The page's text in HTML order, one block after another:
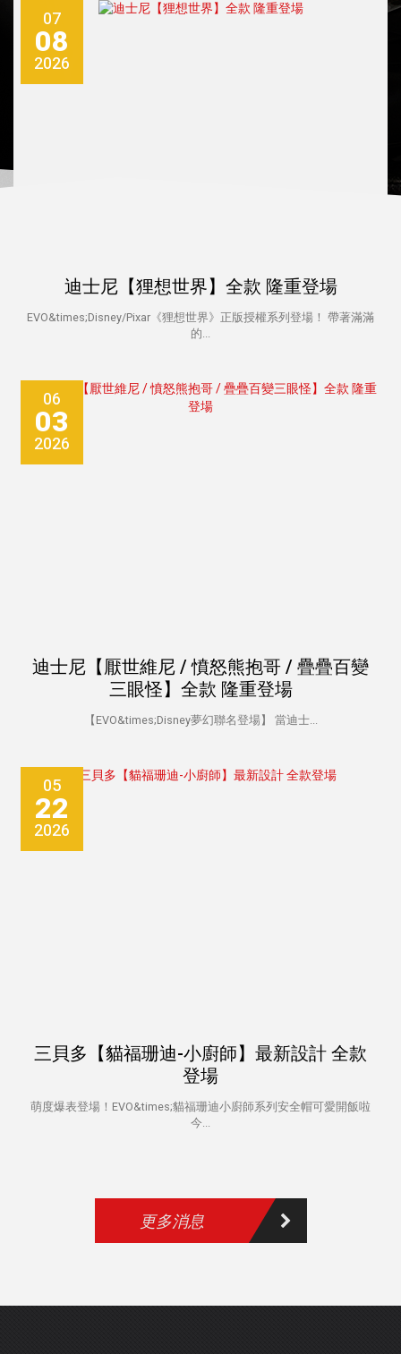
07
08
2026
迪士尼【狸想世界】全款 隆重登場
EVO&times;Disney/Pixar《狸想世界》正版授權系列登場！ 帶著滿滿
的...
06
03
2026
迪士尼【厭世維尼 / 憤怒熊抱哥 / 疊疊百變
三眼怪】全款 隆重登場
【EVO&times;Disney夢幻聯名登場】 當迪士...
05
22
2026
三貝多【貓福珊迪-小廚師】最新設計 全款
登場
萌度爆表登場！EVO&times;貓福珊迪小廚師系列安全帽可愛開飯啦
今...
更多消息